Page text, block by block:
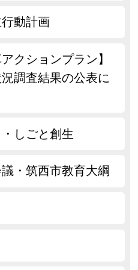
動計画
クションプラン】
調査結果の公表に
しごと創生
・筑西市教育大綱